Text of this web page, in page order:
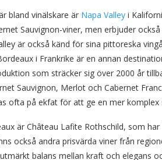
bland vinälskare är Napa Valley i
Sauvignon-viner, men erbjuder
är också känd för sina pittoreska
i Frankrike är en annan
som sträcker sig över 2000 år
Sauvignon, Merlot och Cabernet
ofta på ekfat för att ge en mer komplex
är Château Lafite Rothschild, som
också andra prisvärda viner från
balans mellan kraft och elegans